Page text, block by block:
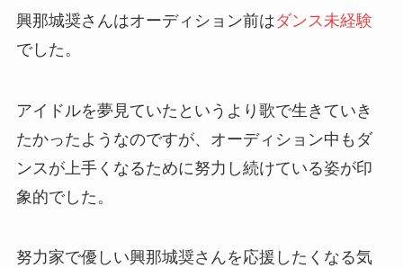
興那城奨さんはオーディション前はダンス未経験
でした。
アイドルを夢見ていたというより歌で生きていき
たかったようなのですが、オーディション中もダ
ンスが上手くなるために努力し続けている姿が印
象的でした。
努力家で優しい興那城奨さんを応援したくなる気